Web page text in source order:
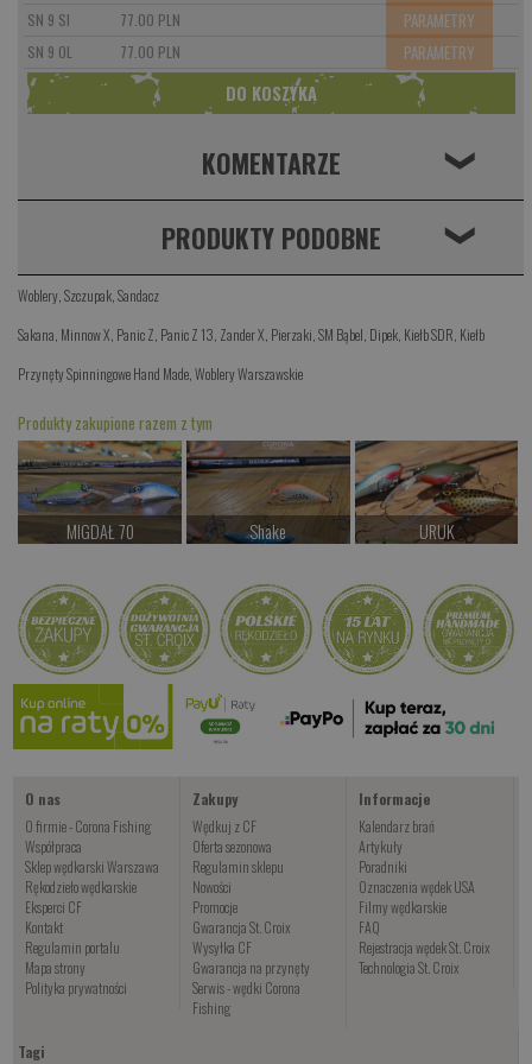
SN 9 SI 77.00 PLN PARAMETRY
SN 9 OL 77.00 PLN PARAMETRY
KOMENTARZE ❮
PRODUKTY PODOBNE ❮
Woblery ,Szczupak ,Sandacz
Sakana Minnow X Panic Z Panic Z 13 Zander X Pierzaki ,SM Bąbel Dipek Kiełb SDR Kiełb
Przynęty Spinningowe Hand Made ,Woblery Warszawskie
Produkty zakupione razem z tym
MIGDAŁ 70
Kup teraz >
Shake
Kup teraz >
URUK
Kup teraz >
Rollo SDR
od 47.00 PLN
Kup teraz >
O nas
O firmie - Corona Fishing
Współpraca
Sklep wędkarski Warszawa
Rękodzieło wędkarskie
Eksperci CF
Kontakt
Regulamin portalu
Mapa strony
Polityka prywatności
Zakupy
Wędkuj z CF
Oferta sezonowa
Regulamin sklepu
Nowości
Promocje
Gwarancja St. Croix
Wysyłka CF
Gwarancja na przynęty
Serwis - wędki Corona
Fishing
Informacje
Kalendarz brań
Artykuły
Poradniki
Oznaczenia wędek USA
Filmy wędkarskie
FAQ
Rejestracja wędek St. Croix
Technologia St. Croix
Tagi